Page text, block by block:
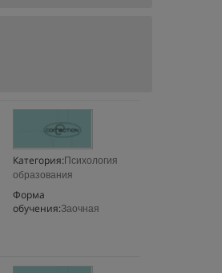
Категория: Психология
образования
Форма
обучения:Заочная